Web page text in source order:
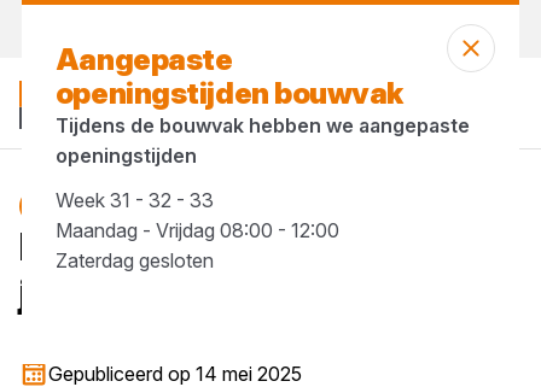
Blog
Dit is dé checklist voor
jouw renovatie!
Gepubliceerd op 14 mei 2025
Aangepaste
openingstijden bouwvak
Tijdens de bouwvak hebben we aangepaste
openingstijden
Week 31 - 32 - 33
Maandag - Vrijdag 08:00 - 12:00
Zaterdag gesloten